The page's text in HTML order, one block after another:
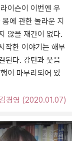
이슨이 이번엔 우
에 관한 놀라운 지
않을 재간이 없다.
작한 이야기는 해부
된다. 감탄과 웃음
이 마무리되어 있
경영 (2020.01.07)